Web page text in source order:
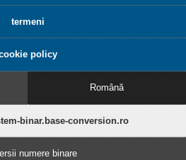
termeni
policy
Română
binar.base-conversion.ro
numere binare